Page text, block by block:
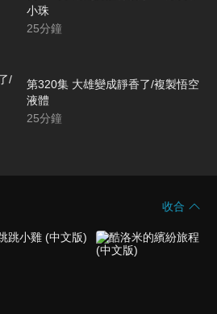
小珠
25分鐘
第320集 大雄變成靜香了/複製悟空
液體
25分鐘
收合